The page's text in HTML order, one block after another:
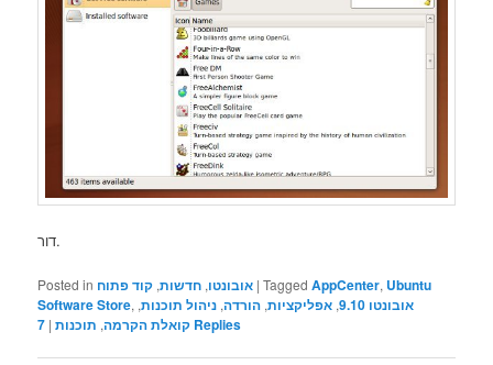
דור.
Posted in אובונטו, חדשות, קוד פתוח |Tagged AppCenter, Ubuntu
Software Store, אובונטו 9.10 , אפליקציות, הורדה, ניהול תוכנות,
קואלת הקרמה, תוכנות |
7 Replies